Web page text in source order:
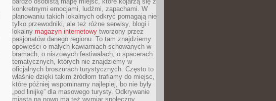
konkretnymi emocjami, ludźmi, zapachami. W
planowaniu takich lokalnych odkryć pomagają nie
tylko przewodniki, ale też różne serwisy, blogi i
lokalny magazyn internetowy tworzony przez
pasjonatów danego regionu. To tam znajdziemy
opowieści o małych kawiarniach schowanych w
bramach, o niszowych festiwalach, o spacerach
tematycznych, których nie znajdziemy w
oficjalnych broszurach turystycznych. Często to
właśnie dzięki takim źródłom trafiamy do miejsc,
które później wspominamy najlepiej, bo nie były
„pod linijkę” dla masowego turysty. Odkrywanie
miasta na nowo ma też wymiar społeczny.